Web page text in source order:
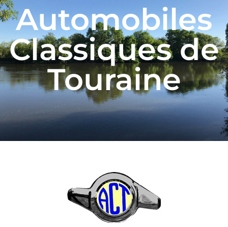
Automobiles
Classiques de
Touraine